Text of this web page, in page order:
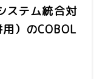
用いた開発経
ステム統合対
） のCOBOL